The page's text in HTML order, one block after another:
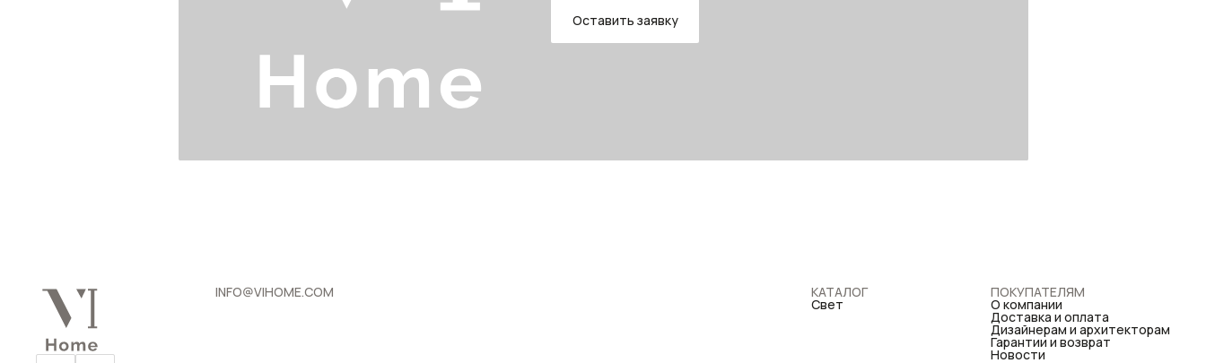
Оставить заявку
INFO@VIHOME.COM КАТАЛОГ
Свет
ПОКУПАТЕЛЯМ
О компании
Доставка и оплата
Дизайнерам и архитекторам
Гарантии и возврат
Новости